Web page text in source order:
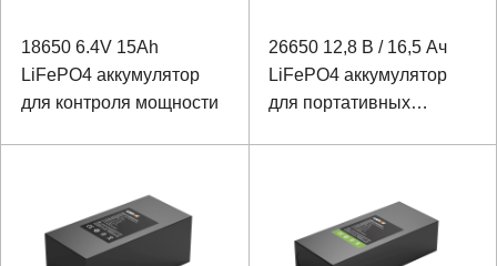
18650 6.4V 15Ah
LiFePO4 аккумулятор
для контроля мощности
26650 12,8 В / 16,5 Ач
LiFePO4 аккумулятор
для портативных